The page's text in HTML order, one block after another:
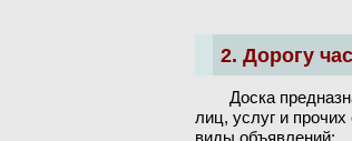
2. Дорогу
Доска
лиц, услуг и